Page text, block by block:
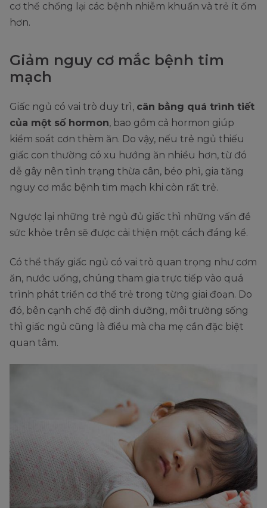
cơ thể chống lại các bệnh nhiễm khuẩn và trẻ ít ốm
hơn.
Giảm nguy cơ mắc bệnh tim
mạch
Giấc ngủ có vai trò duy trì, cân bằng quá trình tiết
của một số hormon, bao gồm cả hormon giúp
kiểm soát cơn thèm ăn. Do vậy, nếu trẻ ngủ thiếu
giấc con thường có xu hướng ăn nhiều hơn, từ đó
dễ gây nên tình trạng thừa cân, béo phì, gia tăng
nguy cơ mắc bệnh tim mạch khi còn rất trẻ.
Ngược lại những trẻ ngủ đủ giấc thì những vấn đề
sức khỏe trên sẽ được cải thiện một cách đáng kể.
Có thể thấy giấc ngủ có vai trò quan trọng như cơm
ăn, nước uống, chúng tham gia trực tiếp vào quá
trình phát triển cơ thể trẻ trong từng giai đoạn. Do
đó, bên cạnh chế độ dinh dưỡng, môi trường sống
thì giấc ngủ cũng là điều mà cha mẹ cần đặc biệt
quan tâm.